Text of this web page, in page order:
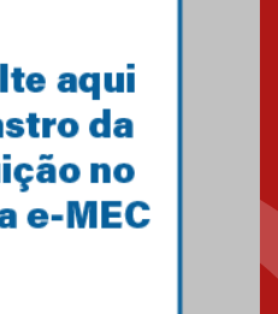
o Colégio Mackenzie
prepara seus
para o PAS antes
do Ensino Médio